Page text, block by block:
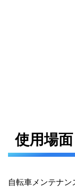
使用場面
自転車メンテナン